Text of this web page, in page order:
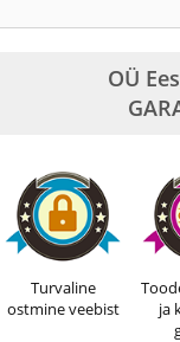
OÜ
Turvaline
ostmine veebist
ja